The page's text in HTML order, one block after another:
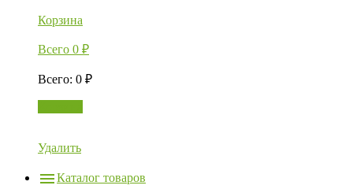
Корзина
Всего 0 ₽
Всего: 0 ₽
Удалить
Каталог товаров